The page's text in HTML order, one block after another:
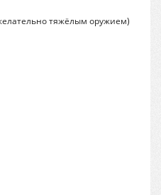
тяжёлым оружием)